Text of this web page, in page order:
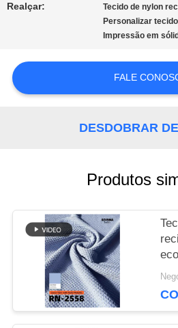
CONTROLE
QUALIDADE
CONTACTE-
NOTÍCIA
CASOS
MAPA
Realçar: Tecido de nylon
Personalizar
Impressão em
FALE
DESDOBRAR
Produtos